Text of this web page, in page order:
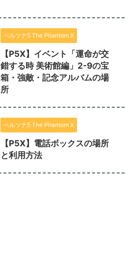
ペルソナ5 The Phantom X
【P5X】イベント「運命が交
錯する時 美術館編」2-9の宝
箱・強敵・記念アルバムの場
所
ペルソナ5 The Phantom X
【P5X】電話ボックスの場所
と利用方法